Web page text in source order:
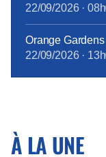
22/09/2026·
Orange
22/09/2026·
À LA UNE